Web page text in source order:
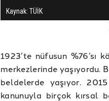
1923’te nüfusun
merkezlerinde yaşıyordu.
beldelerde yaşıyor.
kanunuyla birçok kırsal